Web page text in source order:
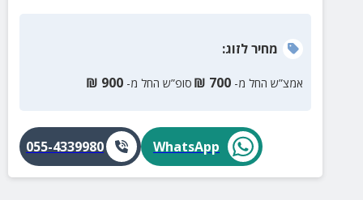
מחירלזוג:
אמצ”ש החל מ- 700
₪ סופ”ש החל מ- 900
₪
WhatsApp
055-4339980